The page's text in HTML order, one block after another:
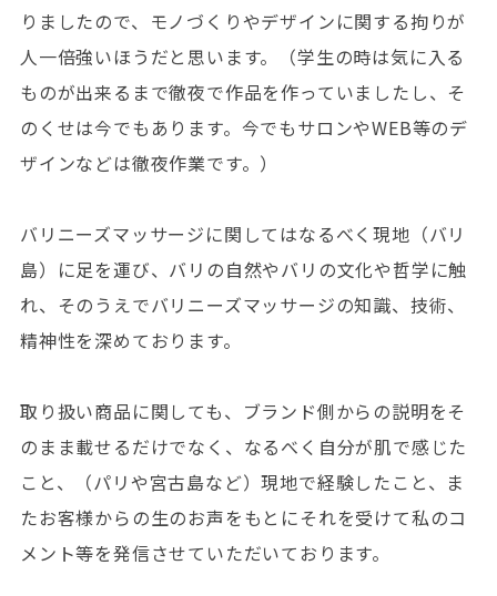
りましたので、モノづくりやデザインに関する拘りが
人一倍強いほうだと思います。（学生の時は気に入る
ものが出来るまで徹夜で作品を作っていましたし、そ
のくせは今でもあります。今でもサロンやWEB等のデ
ザインなどは徹夜作業です。）
バリニーズマッサージに関してはなるべく現地（バリ
島）に足を運び、バリの自然やバリの文化や哲学に触
れ、そのうえでバリニーズマッサージの知識、技術、
精神性を深めております。
取り扱い商品に関しても、ブランド側からの説明をそ
のまま載せるだけでなく、なるべく自分が肌で感じた
こと、（パリや宮古島など）現地で経験したこと、ま
たお客様からの生のお声をもとにそれを受けて私のコ
メント等を発信させていただいております。